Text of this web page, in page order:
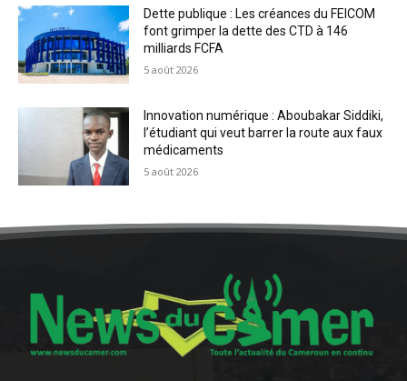
Dette publique : Les créances du FEICOM
font grimper la dette des CTD à 146
milliards FCFA
5 août 2026
Innovation numérique : Aboubakar Siddiki,
l’étudiant qui veut barrer la route aux faux
médicaments
5 août 2026